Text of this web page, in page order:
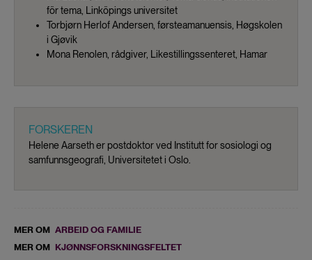
för tema, Linköpings universitet
Torbjørn Herlof Andersen, førsteamanuensis, Høgskolen
i Gjøvik
Mona Renolen, rådgiver, Likestillingssenteret, Hamar
FORSKEREN
Helene Aarseth er postdoktor ved Institutt for sosiologi og
samfunnsgeografi, Universitetet i Oslo.
MER OM ARBEID OG FAMILIE
MER OM KJØNNSFORSKNINGSFELTET